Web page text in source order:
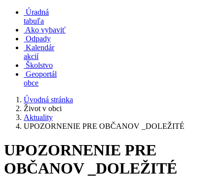
Úradná
tabuľa
Ako vybaviť
Odpady
Kalendár
akcií
Školstvo
Geoportál
obce
Úvodná stránka
Život v obci
Aktuality
UPOZORNENIE PRE OBČANOV _DOLEŽITÉ
UPOZORNENIE PRE
OBČANOV _DOLEŽITÉ